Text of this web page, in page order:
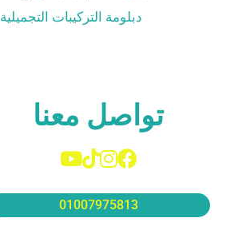
دبلومة التركيبات التجميلية
تواصل معنا
01007975813